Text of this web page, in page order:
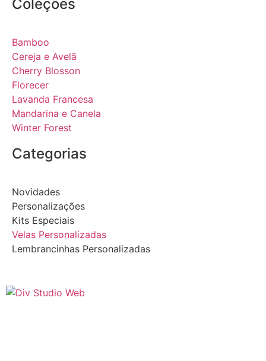
Coleções
Bamboo
Cereja e Avelã
Cherry Blosson
Florecer
Lavanda Francesa
Mandarina e Canela
Winter Forest
Categorias
Novidades
Personalizações
Kits Especiais
Velas Personalizadas
Lembrancinhas Personalizadas